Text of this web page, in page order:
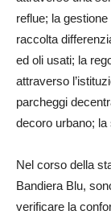
reflue; la
raccolta
ed oli usati; la
attraverso
parcheggi
decoro urbano;
Nel corso della
Bandiera Blu,
verificare la